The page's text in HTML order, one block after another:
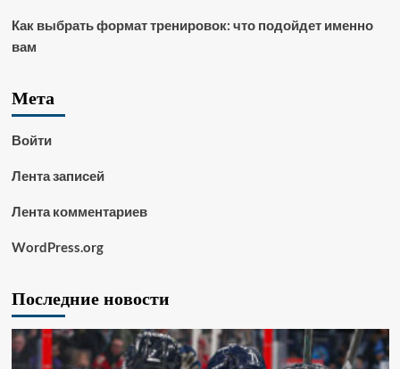
Как выбрать формат тренировок: что подойдет именно
вам
Мета
Войти
Лента записей
Лента комментариев
WordPress.org
Последние новости